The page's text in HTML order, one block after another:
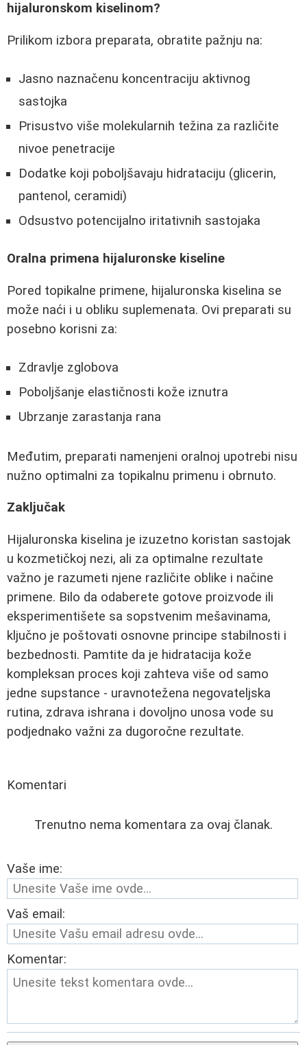
hijaluronskom kiselinom?
Prilikom izbora preparata, obratite pažnju na:
Jasno naznačenu koncentraciju aktivnog
sastojka
Prisustvo više molekularnih težina za različite
nivoe penetracije
Dodatke koji poboljšavaju hidrataciju (glicerin,
pantenol, ceramidi)
Odsustvo potencijalno iritativnih sastojaka
Oralna primena hijaluronske kiseline
Pored topikalne primene, hijaluronska kiselina se
može naći i u obliku suplemenata. Ovi preparati su
posebno korisni za:
Zdravlje zglobova
Poboljšanje elastičnosti kože iznutra
Ubrzanje zarastanja rana
Međutim, preparati namenjeni oralnoj upotrebi nisu
nužno optimalni za topikalnu primenu i obrnuto.
Zaključak
Hijaluronska kiselina je izuzetno koristan sastojak
u kozmetičkoj nezi, ali za optimalne rezultate
važno je razumeti njene različite oblike i načine
primene. Bilo da odaberete gotove proizvode ili
eksperimentišete sa sopstvenim mešavinama,
ključno je poštovati osnovne principe stabilnosti i
bezbednosti. Pamtite da je hidratacija kože
kompleksan proces koji zahteva više od samo
jedne supstance - uravnotežena negovateljska
rutina, zdrava ishrana i dovoljno unosa vode su
podjednako važni za dugoročne rezultate.
Komentari
Trenutno nema komentara za ovaj članak.
Vaše ime:
Vaš email:
Komentar: